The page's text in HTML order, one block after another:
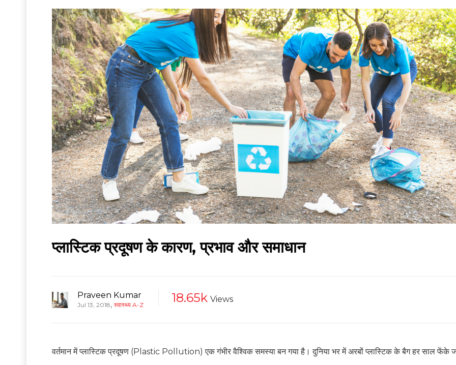
प्लास्टिक प्रदूषण के कारण, प्रभाव और समाधान
Praveen Kumar
Jul 13, 2018, स्वास्थ्य A-Z 18.65k Views
वर्तमान में प्लास्टिक प्रदूषण (Plastic Pollution) एक गंभीर वैश्विक समस्या बन गया है। दुनिया भर में अरबों प्लास्टिक के बैग हर साल फेंके